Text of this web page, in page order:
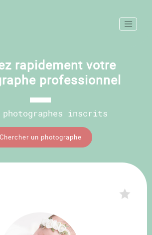
rapidement votre
professionnel
photographes inscrits
Chercher un photographe